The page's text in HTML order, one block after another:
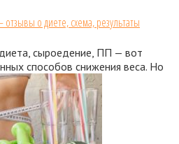
о диете, схема, результаты
сыроедение, ПП — вот
способов снижения веса. Но